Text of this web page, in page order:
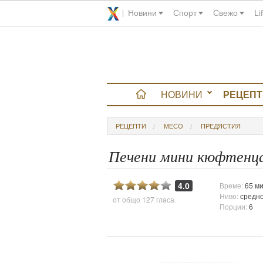
Новини Спорт Свежо
НОВИНИ
РЕЦЕПТИ МЕСО ПРЕДЯСТИЯ
Печени мини
4.0
от общо 127 гласа
Време:65
Ниво:
Порции:6